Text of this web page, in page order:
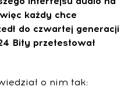
każdy chce
do czwartej generacji
Bity przetestował
o nim tak: